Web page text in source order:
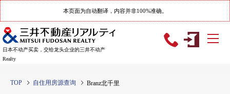
本页面为自动翻译，内容并非100%准确。
日本不动产买卖，交给龙头企业的三井不动产
Realty
TOP 自住用房源查询 Branz北千里